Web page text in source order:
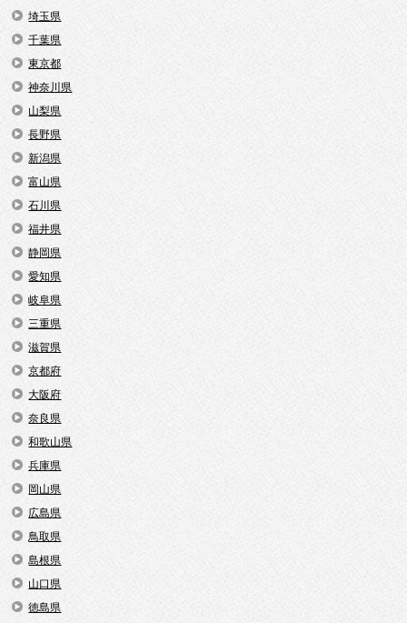
埼玉県
千葉県
東京都
神奈川県
山梨県
長野県
新潟県
富山県
石川県
福井県
静岡県
愛知県
岐阜県
三重県
滋賀県
京都府
大阪府
奈良県
和歌山県
兵庫県
岡山県
広島県
鳥取県
島根県
山口県
徳島県